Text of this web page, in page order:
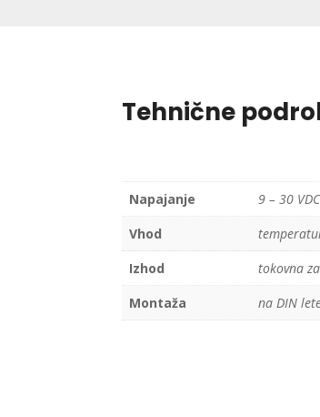
Tehnične
Napajanje
9 – 30
Vhod
Izhod
tokovna
Montaža
na DIN